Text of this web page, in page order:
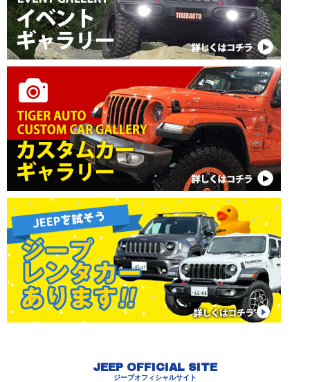
JEEP OFFICIAL SITE
ジープオフィシャルサイト